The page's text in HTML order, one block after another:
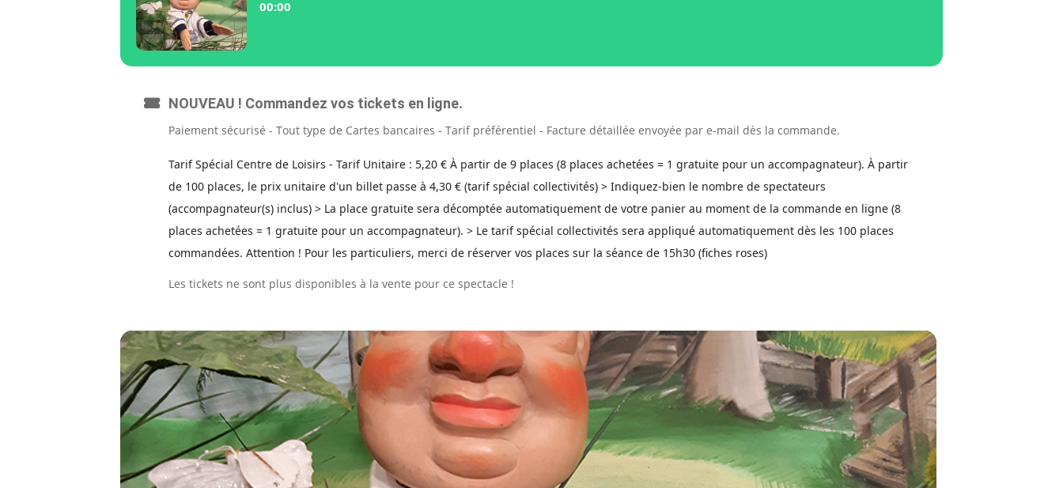
00:00
NOUVEAU ! Commandez vos tickets en ligne.
Paiement sécurisé - Tout type de Cartes bancaires - Tarif préférentiel - Facture détaillée envoyée par e-mail dès la commande.
Tarif Spécial Centre de Loisirs - Tarif Unitaire : 5,20 € À partir de 9 places (8 places achetées = 1 gratuite pour un accompagnateur). À partir
de 100 places, le prix unitaire d'un billet passe à 4,30 € (tarif spécial collectivités) > Indiquez-bien le nombre de spectateurs
(accompagnateur(s) inclus) > La place gratuite sera décomptée automatiquement de votre panier au moment de la commande en ligne (8
places achetées = 1 gratuite pour un accompagnateur). > Le tarif spécial collectivités sera appliqué automatiquement dès les 100 places
commandées. Attention ! Pour les particuliers, merci de réserver vos places sur la séance de 15h30 (fiches roses)
Les tickets ne sont plus disponibles à la vente pour ce spectacle !